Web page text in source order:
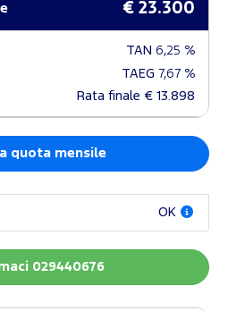
€ 23.300
TAN 6,25 %
TAEG 7,67 %
Rata finale € 13.898
quota mensile
OK
029440676